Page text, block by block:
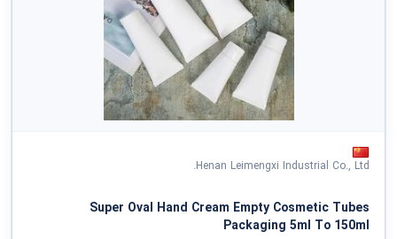
Henan Leimengxi Industrial Co., Ltd.
Super Oval Hand Cream Empty Cosmetic Tubes
Packaging 5ml To 150ml